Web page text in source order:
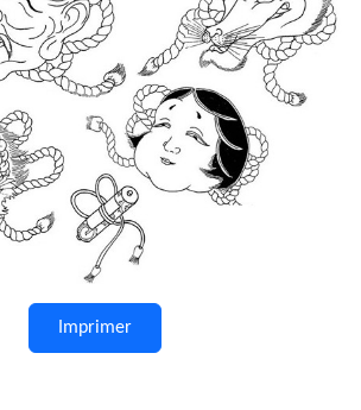
Imprimer